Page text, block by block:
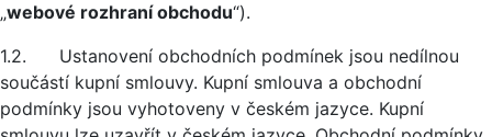
„webové rozhraní obchodu“).
1.2. Ustanovení obchodních podmínek jsou nedílnou
součástí kupní smlouvy. Kupní smlouva a obchodní
podmínky jsou vyhotoveny v českém jazyce. Kupní